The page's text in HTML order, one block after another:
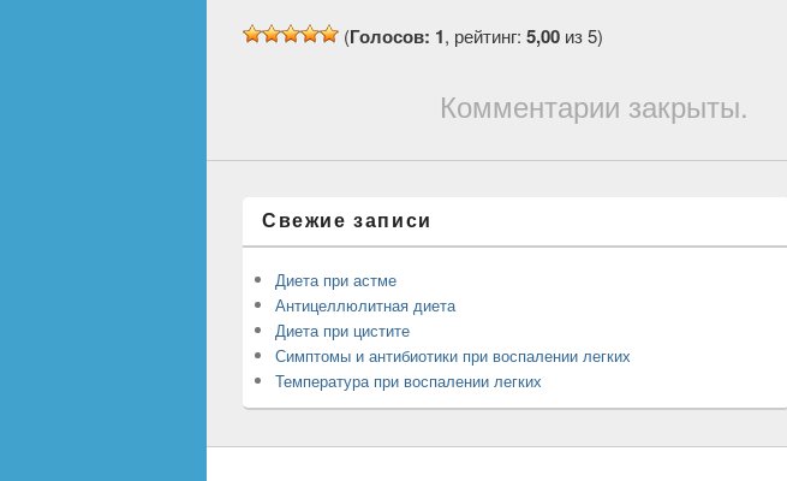
(Голосов: 1, рейтинг: 5,00 из 5)
Комментарии закрыты.
Свежие записи
Диета при астме
Антицеллюлитная диета
Диета при цистите
Симптомы и антибиотики при воспалении легких
Температура при воспалении легких